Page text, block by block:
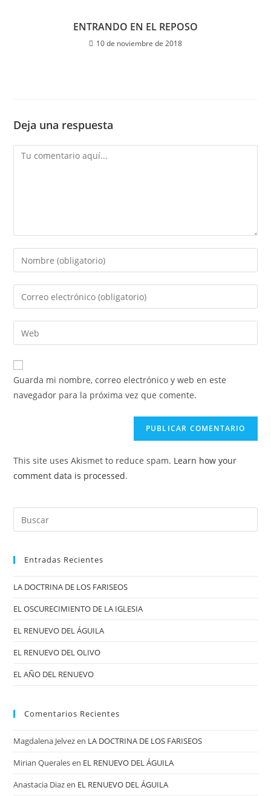
ENTRANDO EN EL REPOSO
10 de noviembre de 2018
Deja una respuesta
Comentario
Introduce
tu
nombre
de
usuario
para
comentar
Introduce
tu
dirección
de
electrónico
para
comentar
Introduce
la
URL
de
Guarda mi nombre, correo electrónico y web en este
navegador para la próxima vez que comente.
This site uses Akismet to reduce spam. Learn how your
comment data is processed.
Buscar:
Entradas Recientes
LA DOCTRINA DE LOS FARISEOS
EL OSCURECIMIENTO DE LA IGLESIA
EL RENUEVO DEL ÁGUILA
EL RENUEVO DEL OLIVO
EL AÑO DEL RENUEVO
Comentarios Recientes
Magdalena Jelvezen LA DOCTRINA DE LOS FARISEOS
Mirian Queralesen EL RENUEVO DEL ÁGUILA
Anastacia Diazen EL RENUEVO DEL ÁGUILA